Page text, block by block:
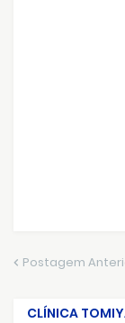
Postagem
CLÍNICA